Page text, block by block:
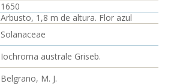
1650
Arbusto, 1,8 m de altura. Flor azul
Solanaceae
Iochroma australe Griseb.
Belgrano, M. J.